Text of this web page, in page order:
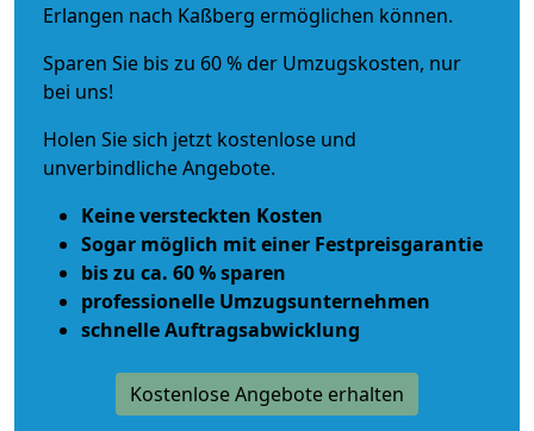
Erlangen nach Kaßberg ermöglichen können.
Sparen Sie bis zu 60 % der Umzugskosten, nur
bei uns!
Holen Sie sich jetzt kostenlose und
unverbindliche Angebote.
Keine versteckten Kosten
Sogar möglich mit einer Festpreisgarantie
bis zu ca. 60 % sparen
professionelle Umzugsunternehmen
schnelle Auftragsabwicklung
Kostenlose Angebote erhalten